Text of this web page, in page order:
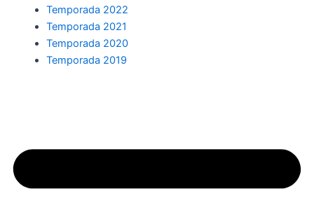
Temporada 2022
Temporada 2021
Temporada 2020
Temporada 2019